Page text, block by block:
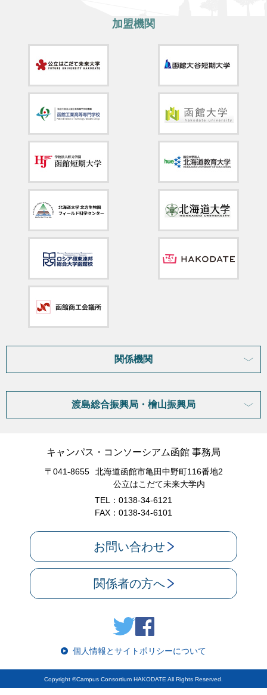
加盟機関
関係機関
渡島総合振興局・檜山振興局
キャンパス・コンソーシアム函館 事務局
〒041-8655
北海道函館市亀田中野町116番地2
公立はこだて未来大学内
TEL：0138-34-6121
FAX：0138-34-6101
お問い合わせ
関係者の方へ
個人情報とサイトポリシーについて
Copyright ©Campus Consortium HAKODATE All Rights Reserved.